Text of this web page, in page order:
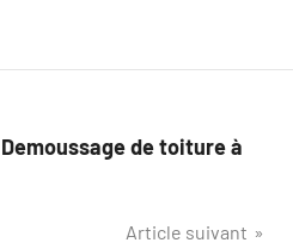
de toiture à
Article suivant